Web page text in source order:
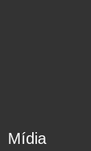
Mídia